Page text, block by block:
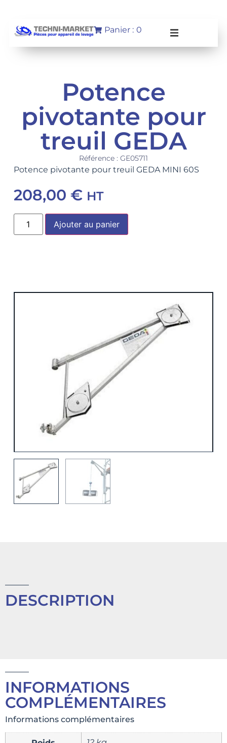
Panier : 0
Potence
pivotante pour
treuil GEDA
Référence : GE05711
Potence pivotante pour treuil GEDA MINI 60S
208,00 € HT
Ajouter au panier
DESCRIPTION
INFORMATIONS
COMPLÉMENTAIRES
Informations complémentaires